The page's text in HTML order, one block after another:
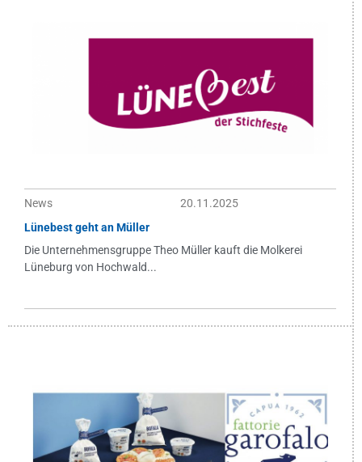
News
20.11.2025
Lünebest geht an Müller
Die Unternehmensgruppe Theo Müller kauft die Molkerei
Lüneburg von Hochwald...